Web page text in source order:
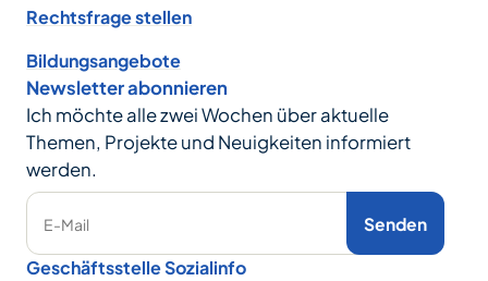
Rechtsfrage stellen
Bildungsangebote
Newsletter abonnieren
Ich möchte alle zwei Wochen über aktuelle
Themen, Projekte und Neuigkeiten informiert
werden.
E-Mail Senden
Geschäftsstelle Sozialinfo